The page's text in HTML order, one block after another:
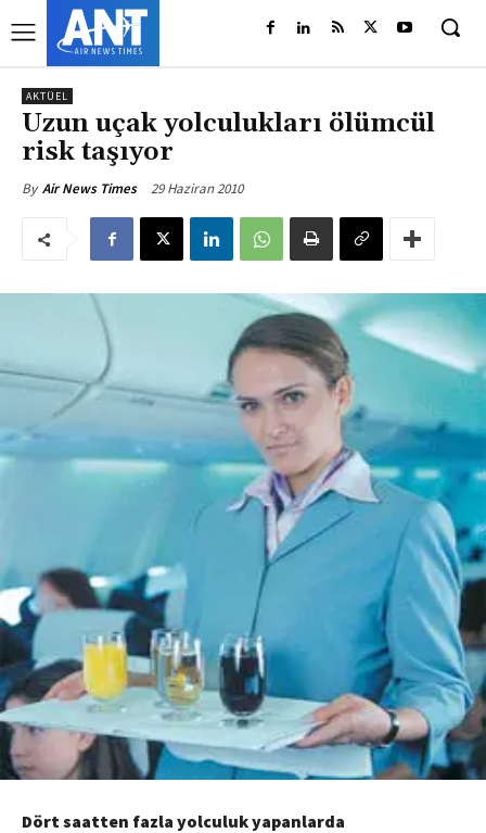
AKTÜEL
Uzun uçak yolculukları ölümcül
risk taşıyor
By Air News Times 29 Haziran 2010
Dört saatten fazla yolculuk yapanlarda